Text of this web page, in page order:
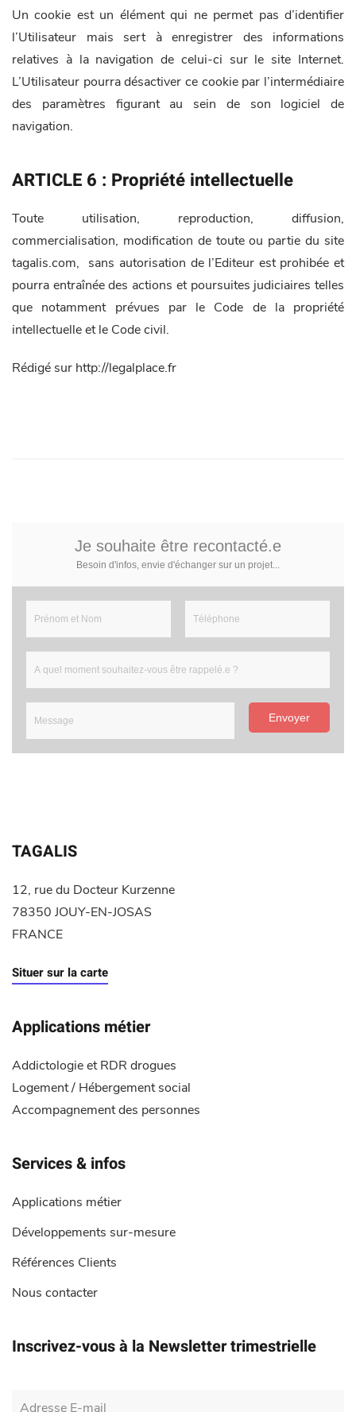
Un cookie est un élément qui ne permet pas d’identifier
l’Utilisateur mais sert à enregistrer des informations
relatives à la navigation de celui-ci sur le site Internet.
L’Utilisateur pourra désactiver ce cookie par l’intermédiaire
des paramètres figurant au sein de son logiciel de
navigation.
ARTICLE 6 : Propriété intellectuelle
Toute utilisation, reproduction, diffusion,
commercialisation, modification de toute ou partie du site
tagalis.com, sans autorisation de l’Editeur est prohibée et
pourra entraînée des actions et poursuites judiciaires telles
que notamment prévues par le Code de la propriété
intellectuelle et le Code civil.
Rédigé sur http://legalplace.fr
Je souhaite être recontacté.e
Besoin d'infos, envie d'échanger sur un projet...
Envoyer
TAGALIS
12, rue du Docteur Kurzenne
78350 JOUY-EN-JOSAS
FRANCE
Situer sur la carte
Applications métier
Addictologie et RDR drogues
Logement / Hébergement social
Accompagnement des personnes
Services & infos
Applications métier
Développements sur-mesure
Références Clients
Nous contacter
Inscrivez-vousà la Newsletter trimestrielle